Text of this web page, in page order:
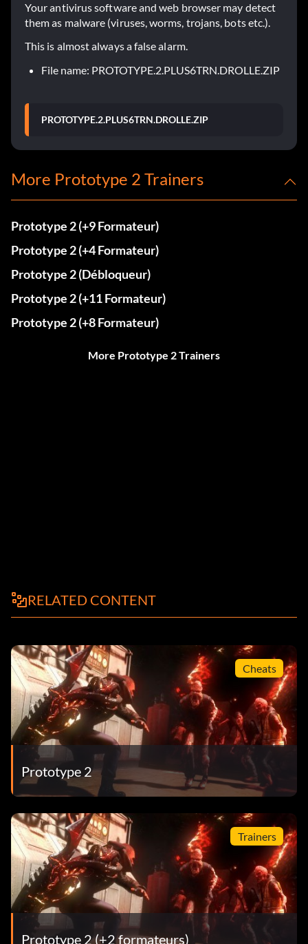
Your antivirus software and web browser may detect
them as malware (viruses, worms, trojans, bots etc.).
This is almost always a false alarm.
File name: PROTOTYPE.2.PLUS6TRN.DROLLE.ZIP
PROTOTYPE.2.PLUS6TRN.DROLLE.ZIP
More Prototype 2 Trainers
Prototype 2 (+9 Formateur)
Prototype 2 (+4 Formateur)
Prototype 2 (Débloqueur)
Prototype 2 (+11 Formateur)
Prototype 2 (+8 Formateur)
More Prototype 2 Trainers
RELATED CONTENT
Cheats
Prototype 2
Trainers
Prototype 2 (+2 formateurs)